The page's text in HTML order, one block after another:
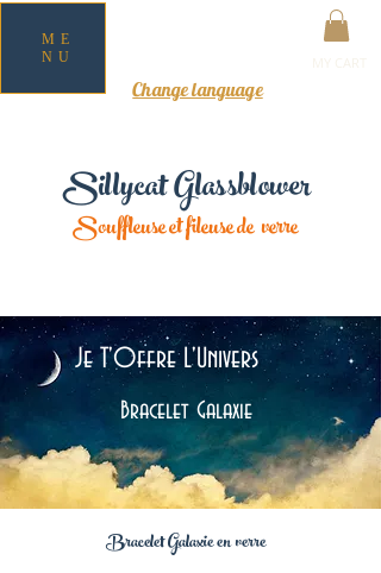
Sillycat Glassblower
Souffleuse et fileuse de verre
ME
NU
Change language
Je T'Offre L'Univers
Bracelet Galaxie
Bracelet Galaxie en verre